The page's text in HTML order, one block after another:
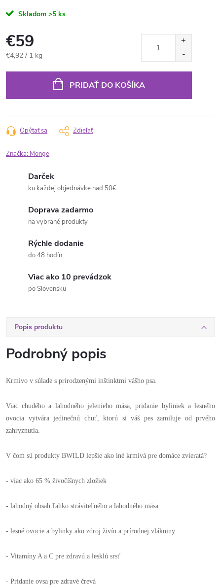
Skladom >5 ks
€59
Jednotková
€4,92 / 1 kg
PRIDAŤ DO KOŠÍKA
Opýtať sa Zdieľať
Značka: Monge
Darček
ku každej objednávke nad 50€
Doprava zadarmo
na vybrané produkty
Rýchle dodanie
do 48 hodín
Viac ako 10 prevádzok
po Slovensku
Popis produktu
Podrobný popis
Krmivo v súlade s prirodzenými inštinktmi vášho psa.
Viac chudého a lahodného jelenieho mäsa, pridanie byliniek a lesného
ovocia vytvára jedinečnú chuť, ktorú si váš pes zamiluje od prvého
zahryznutia.
V čom sú produkty BWILD lepšie ako iné krmivá pre domáce zvieratá?
- viac ako 65 % živočíšnych zložiek
- lahodný obsah ľahko stráviteľného a lahodného mäsa
- lesné ovocie a bylinky ako zdroj živín a prírodnej vlákniny
- Vitamíny A a C pre zdravú a lesklú srsť
- Pridanie ovsa pre zdravé črevá